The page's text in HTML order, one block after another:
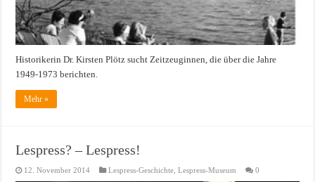
Historikerin Dr. Kirsten Plötz sucht Zeitzeuginnen, die über die Jahre
1949-1973 berichten.
Mehr »
Lespress? – Lespress!
12. November 2014 Lespress-Geschichte ,Lespress-Museum 0